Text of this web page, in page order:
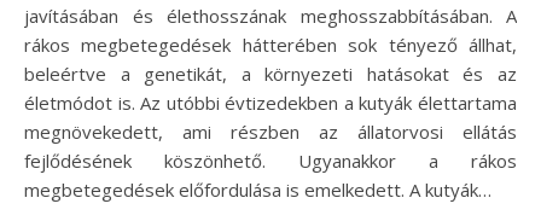
javításában és élethosszának meghosszabbításában. A
rákos megbetegedések hátterében sok tényező állhat,
beleértve a genetikát, a környezeti hatásokat és az
életmódot is. Az utóbbi évtizedekben a kutyák élettartama
megnövekedett, ami részben az állatorvosi ellátás
fejlődésének köszönhető. Ugyanakkor a rákos
megbetegedések előfordulása is emelkedett. A kutyák…